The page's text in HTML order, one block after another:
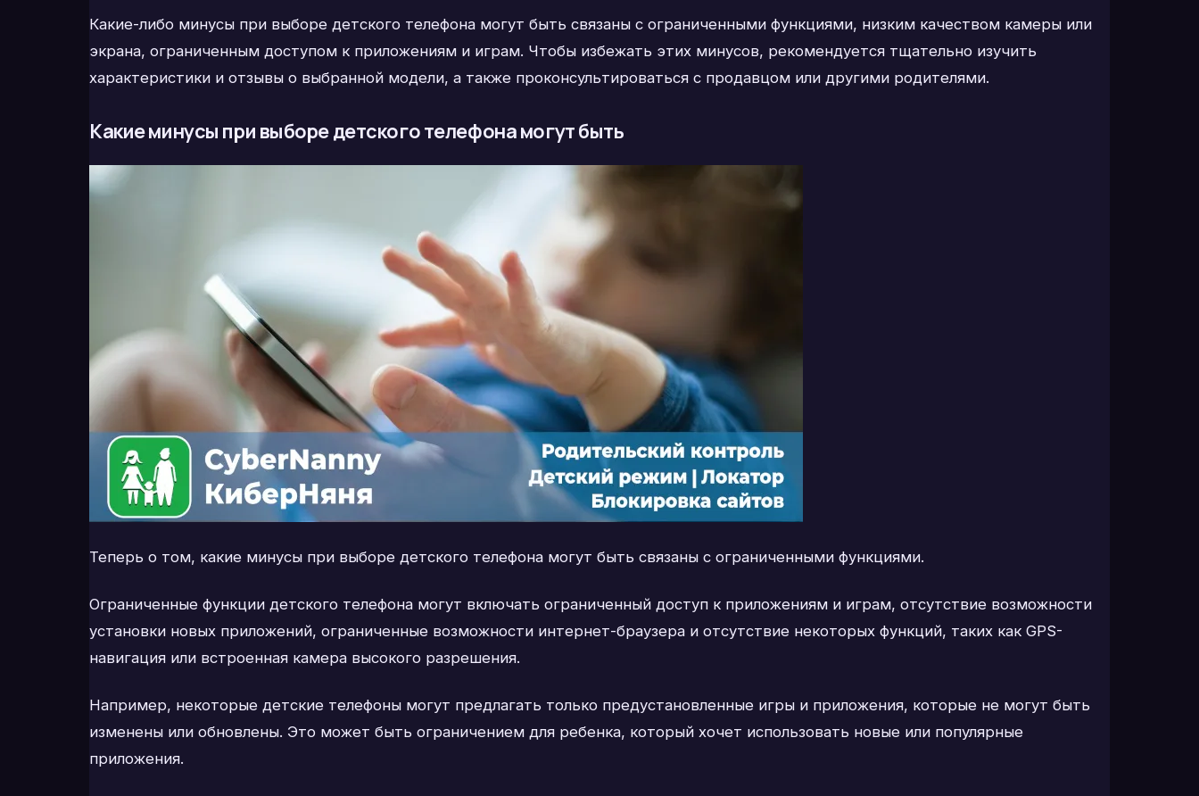
Какие-либо минусы при выборе детского телефона могут быть связаны с ограниченными функциями, низким качеством камеры или
экрана, ограниченным доступом к приложениям и играм. Чтобы избежать этих минусов, рекомендуется тщательно изучить
характеристики и отзывы о выбранной модели, а также проконсультироваться с продавцом или другими родителями.
Какие минусы при выборе детского телефона могут быть
Теперь о том, какие минусы при выборе детского телефона могут быть связаны с ограниченными функциями.
Ограниченные функции детского телефона могут включать ограниченный доступ к приложениям и играм, отсутствие возможности
установки новых приложений, ограниченные возможности интернет-браузера и отсутствие некоторых функций, таких как GPS-
навигация или встроенная камера высокого разрешения.
Например, некоторые детские телефоны могут предлагать только предустановленные игры и приложения, которые не могут быть
изменены или обновлены. Это может быть ограничением для ребенка, который хочет использовать новые или популярные
приложения.